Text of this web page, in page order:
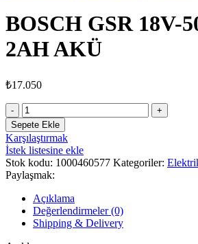
BOSCH GSR 18V-
2AH AKÜ
₺17.050
BOSCH
GSR
18V-
50
+
3
x
2AH
AKÜ
adet
Sepete Ekle
Karşılaştırmak
İstek listesine ekle
Stok kodu: 1000460577 Kategoriler:
Paylaşmak:
Açıklama
Değerlendirmeler (0)
Shipping & Delivery